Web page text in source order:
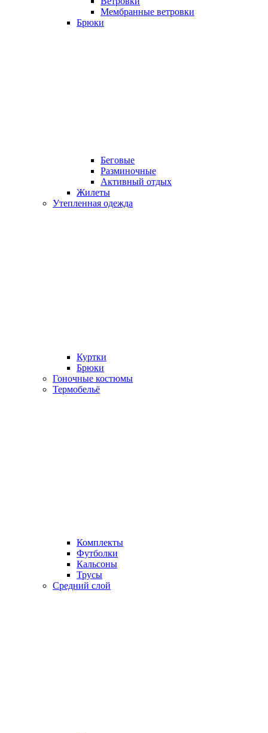
Мембранные ветровки
Брюки
Беговые
Разминочные
Активный отдых
Жилеты
Утепленная одежда
Куртки
Брюки
Гоночные костюмы
Термобельё
Комплекты
Футболки
Кальсоны
Трусы
Средний слой